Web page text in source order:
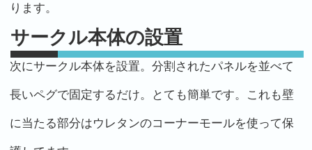
ります。
サークル本体の設置
次にサークル本体を設置。分割されたパネルを並べて
長いペグで固定するだけ。とても簡単です。これも壁
に当たる部分はウレタンのコーナーモールを使って保